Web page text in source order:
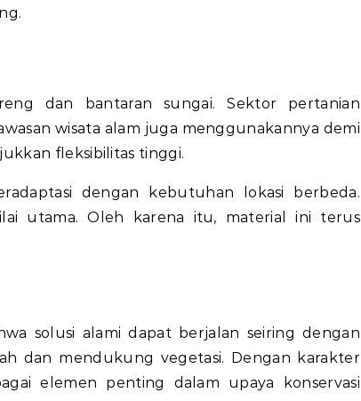
dan bantaran sungai. Sektor pertanian
wisata alam juga menggunakannya demi
fleksibilitas tinggi.
dengan kebutuhan lokasi berbeda.
utama. Oleh karena itu, material ini terus
solusi alami dapat berjalan seiring dengan
dan mendukung vegetasi. Dengan karakter
elemen penting dalam upaya konservasi